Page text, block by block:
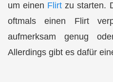
um einen Flirtzu starten.
oftmals einen Flirt
aufmerksam genug
Allerdings gibt es dafür